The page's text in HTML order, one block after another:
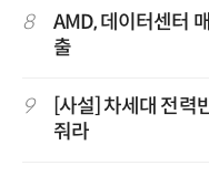
8
AMD, 데이터센터
출
9
[사설] 차세대 전력
줘라